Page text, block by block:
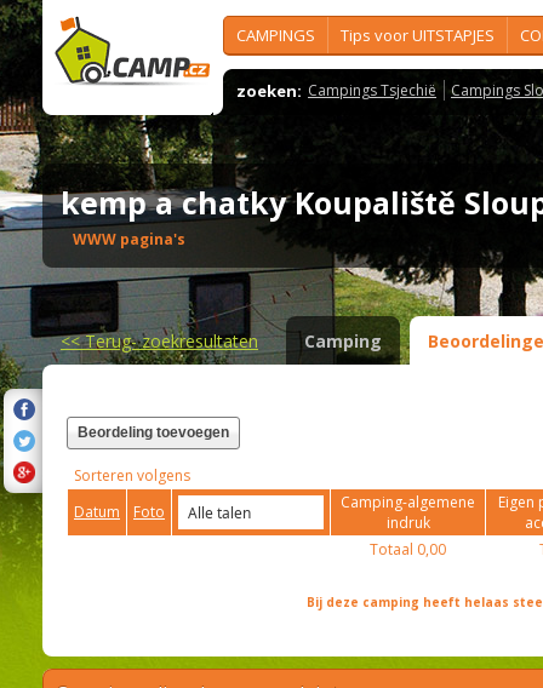
CAMPINGS Tips voor UITSTAPJES
zoeken: Campings Tsjechië Campings
kemp a chatky Koupaliště
WWW pagina's
<<Terug- zoekresultaten Camping
Beordeling toevoegen
Sorteren volgens
Datum
Foto
Camping-algemene
indruk
Eigen
Totaal 0,00
Bij deze camping heeft helaas